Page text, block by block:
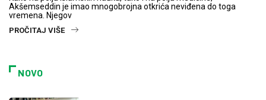
Akšemseddin je imao mnogobrojna otkrića neviđena do toga
vremena. Njegov
PROČITAJ VIŠE
NOVO